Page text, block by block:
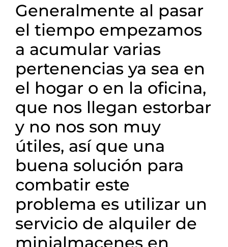
Generalmente al pasar
el tiempo empezamos
a acumular varias
pertenencias ya sea en
el hogar o en la oficina,
que nos llegan estorbar
y no nos son muy
útiles, así que una
buena solución para
combatir este
problema es utilizar un
servicio de alquiler de
minialmacenes en